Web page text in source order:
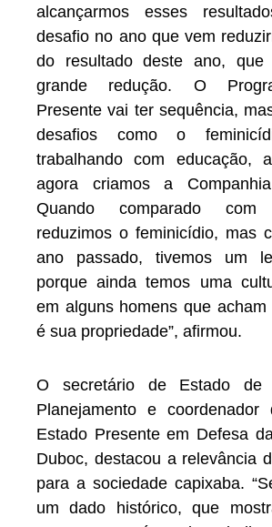
alcançarmos esses
desafio no ano que vem
do resultado deste ano,
grande redução. O
Presente vai ter sequência,
desafios como o
trabalhando com educação,
agora criamos a
Quando comparado
reduzimos o feminicídio, mas
ano passado, tivemos um
porque ainda temos uma
em alguns homens que
é sua propriedade”, afirmou.
O secretário de Estado de
Planejamento e coordenador
Estado Presente em Defesa
Duboc, destacou a relevância
para a sociedade capixaba.
um dado histórico, que